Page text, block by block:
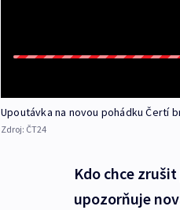
Upoutávka na novou pohádku Čertí
Zdroj: ČT24
Kdo chce
upozorňuje